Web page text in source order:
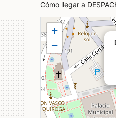
Cómo llegar a
+
−